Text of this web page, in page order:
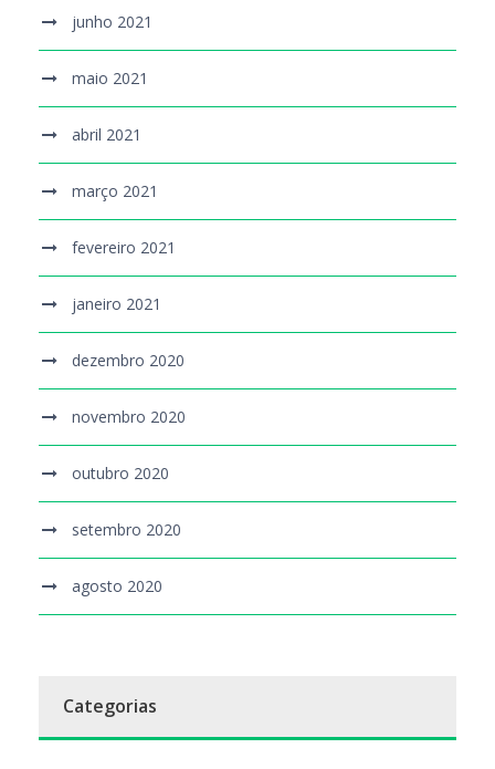
junho 2021
maio 2021
abril 2021
março 2021
fevereiro 2021
janeiro 2021
dezembro 2020
novembro 2020
outubro 2020
setembro 2020
agosto 2020
Categorias